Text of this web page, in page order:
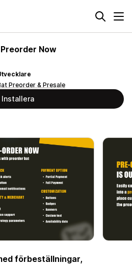
Now
Preorder & Presale
Installera
förbeställningar,